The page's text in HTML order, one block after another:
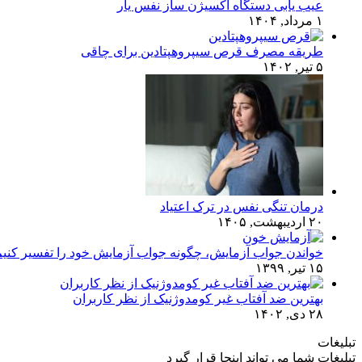
عیب یابی دستگاه اکسیژن ساز نفس یار
۱ مرداد, ۱۴۰۴
طریقه مصرف قرص سیپروهپتادین برای چاقی
۵ تیر, ۱۴۰۲
درمان تنگی نفس در ترک اعتیاد
۲۰ اردیبهشت, ۱۴۰۵
خواندن جواب آزمایش، چگونه جواب آزمایش خود را تفسیر
۱۵ تیر, ۱۳۹۹
بهترین ضد آفتاب غیر کومدوژنیک از نظر کاربران
۲۸ دی, ۱۴۰۲
تبلیغات
تبلیغات شما می تواند اینجا قرار گیرد